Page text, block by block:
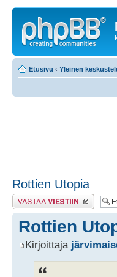
Etusivu ‹ Yleinen
Rottien Utopia
Lähetä vastaus
Rottien
Kirjoittaja